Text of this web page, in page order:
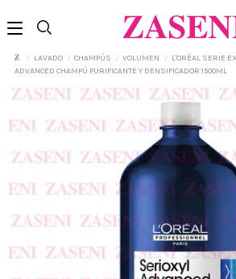
LAVADO CHAMPÚS VOLUMEN
L'ORÉAL SERIE
ADVANCED CHAMPÚ PURIFICANTE Y DENSIFICADOR 1500ML